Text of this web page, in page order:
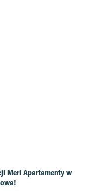
Meri Apartamenty w